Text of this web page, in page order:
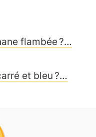
flambée ?…
et bleu ?…